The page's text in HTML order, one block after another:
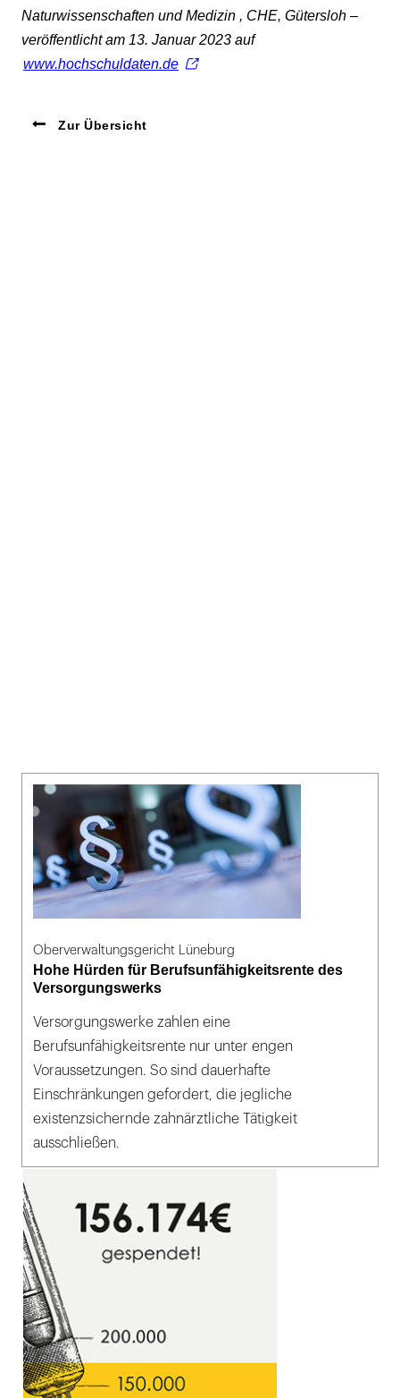
Naturwissenschaften und Medizin , CHE, Gütersloh –
veröffentlicht am 13. Januar 2023 auf
www.hochschuldaten.de
Zur Übersicht
Oberverwaltungsgericht Lüneburg
Hohe Hürden für Berufsunfähigkeitsrente des
Versorgungswerks
Versorgungswerke zahlen eine
Berufsunfähigkeitsrente nur unter engen
Voraussetzungen. So sind dauerhafte
Einschränkungen gefordert, die jegliche
existenzsichernde zahnärztliche Tätigkeit
ausschließen.